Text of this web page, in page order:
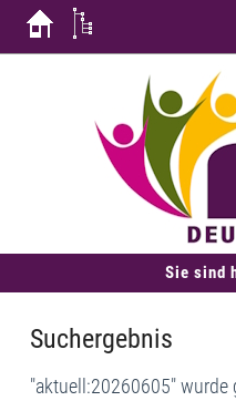
Sie sind
Suchergebnis
"aktuell:20260605" wurde